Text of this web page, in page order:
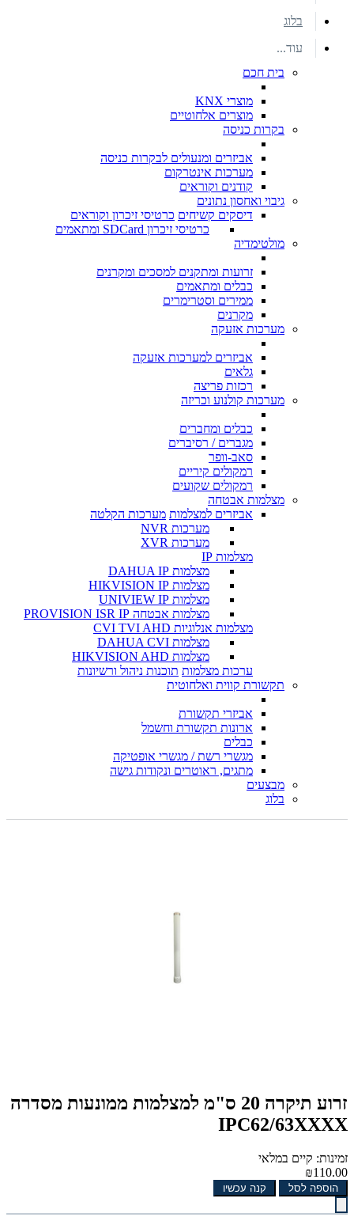
בלוג
עוד...
בית חכם
מוצרי KNX
מוצרים אלחוטיים
בקרות כניסה
אביזרים ומנעולים לבקרות כניסה
מערכות אינטרקום
קודנים וקוראים
גיבוי ואחסון נתונים
דיסקים קשיחים כרטיסי זיכרון וקוראים
כרטיסי זיכרון SDCard ומתאמים
מולטימדיה
זרועות ומתקנים למסכים ומקרנים
כבלים ומתאמים
ממירים וסטרימרים
מקרנים
מערכות אזעקה
אביזרים למערכות אזעקה
גלאים
רכזות פריצה
מערכות קולנוע וכריזה
כבלים ומחברים
מגברים / רסיברים
סאב-וופר
רמקולים קיריים
רמקולים שקועים
מצלמות אבטחה
אביזרים למצלמות מערכות הקלטה
מערכות NVR
מערכות XVR
מצלמות IP
מצלמות DAHUA IP
מצלמות HIKVISION IP
מצלמות UNIVIEW IP
מצלמות אבטחה PROVISION ISR IP
מצלמות אנלוגיות CVI TVI AHD
מצלמות DAHUA CVI
מצלמות HIKVISION AHD
ערכות מצלמות תוכנות ניהול ורשיונות
תקשורת קווית ואלחוטית
אביזרי תקשורת
ארונות תקשורת וחשמל
כבלים
מגשרי רשת / מגשרי אופטיקה
מתגים, ראוטרים ונקודות גישה
מבצעים
בלוג
זרוע תיקרה 20 ס"מ למצלמות ממונעות מסדרה
IPC62/63XXXX
זמינות: קיים במלאי
₪110.00
הוספה לסל קנה עכשיו